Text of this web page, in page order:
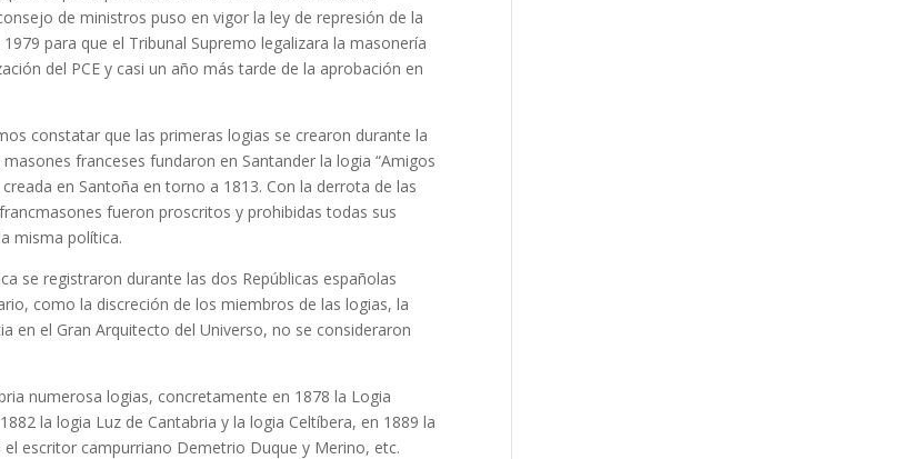
de ministros puso en vigor la ley de represión de la
para que el Tribunal Supremo legalizara la masonería
del PCE y casi un año más tarde de la aprobación en
constatar que las primeras logias se crearon durante la
franceses fundaron en Santander la logia “Amigos
en Santoña en torno a 1813. Con la derrota de las
fueron proscritos y prohibidas todas sus
misma política.
se registraron durante las dos Repúblicas españolas
como la discreción de los miembros de las logias, la
en el Gran Arquitecto del Universo, no se consideraron
numerosa logias, concretamente en 1878 la Logia
la logia Luz de Cantabria y la logia Celtíbera, en 1889 la
escritor campurriano Demetrio Duque y Merino, etc.